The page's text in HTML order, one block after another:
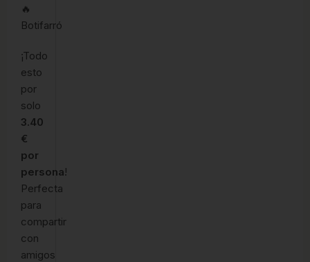
🔥
Botifarró
¡Todo
esto
por
solo
3.40
€
por
persona!
Perfecta
para
compartir
con
amigos